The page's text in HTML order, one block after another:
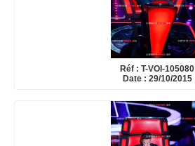
Réf : T-VOI-105080
Date : 29/10/2015